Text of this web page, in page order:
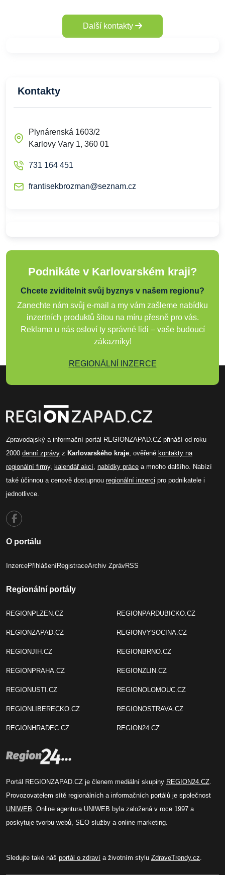
Další kontakty
Kontakty
Plynárenská 1603/2
Karlovy Vary 1, 360 01
731 164 451
frantisekbrozman@seznam.cz
Podnikáte v Karlovarském kraji?
Chcete zviditelnit svůj byznys v našem regionu?
Zanechte nám svůj e-mail a my vám zašleme nabídku
inzertních produktů šitou na míru přesně pro vás.
Reklama u nás osloví ty správné lidi – vaše budoucí
zákazníky!
REGIONÁLNÍ INZERCE
Zpravodajský a informační portál REGIONZAPAD.CZ přináší od roku
2000 denní zprávy z Karlovarského kraje, ověřené kontakty na
regionální firmy, kalendář akcí, nabídky práce a mnoho dalšího. Nabízí
také účinnou a cenově dostupnou regionální inzerci pro podnikatele i
jednotlivce.
O portálu
InzercePřihlášeníRegistraceArchiv ZprávRSS
Regionální portály
REGIONPLZEN.CZ
REGIONZAPAD.CZ
REGIONJIH.CZ
REGIONPRAHA.CZ
REGIONUSTI.CZ
REGIONLIBERECKO.CZ
REGIONHRADEC.CZ
REGIONPARDUBICKO.CZ
REGIONVYSOCINA.CZ
REGIONBRNO.CZ
REGIONZLIN.CZ
REGIONOLOMOUC.CZ
REGIONOSTRAVA.CZ
REGION24.CZ
Portál REGIONZAPAD.CZ je členem mediální skupiny REGION24.CZ.
Provozovatelem sítě regionálních a informačních portálů je společnost
UNIWEB. Online agentura UNIWEB byla založená v roce 1997 a
poskytuje tvorbu webů, SEO služby a online marketing.
Sledujte také náš portál o zdraví a životním stylu ZdraveTrendy.cz.